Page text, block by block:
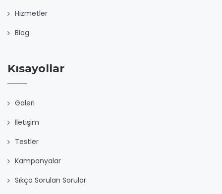
Hizmetler
Blog
Kısayollar
Galeri
İletişim
Testler
Kampanyalar
Sıkça Sorulan Sorular